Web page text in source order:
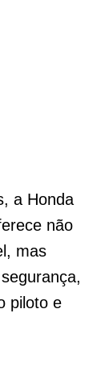
a Honda
não
mas
piloto e